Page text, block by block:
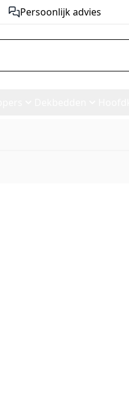
Persoonlijk advies